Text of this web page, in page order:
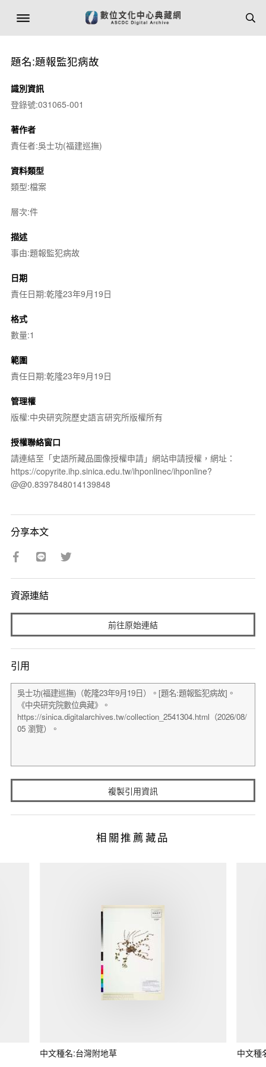
題名:題報監犯病故
識別資訊
登錄號:031065-001
著作者
責任者:吳士功(福建巡撫)
資料類型
類型:檔案
層次:件
描述
事由:題報監犯病故
日期
責任日期:乾隆23年9月19日
格式
數量:1
範圍
責任日期:乾隆23年9月19日
管理權
版權:中央研究院歷史語言研究所版權所有
授權聯絡窗口
請連結至「史語所藏品圖像授權申請」網站申請授權，網址：
https://copyrite.ihp.sinica.edu.tw/ihponlinec/ihponline?
@@0.8397848014139848
分享本文
資源連結
前往原始連結
引用
複製引用資訊
相關推薦藏品
中文種名:台灣附地草 中文種